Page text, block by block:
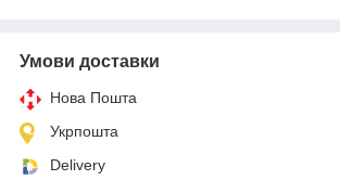
Умови доставки
Нова Пошта
Укрпошта
Delivery